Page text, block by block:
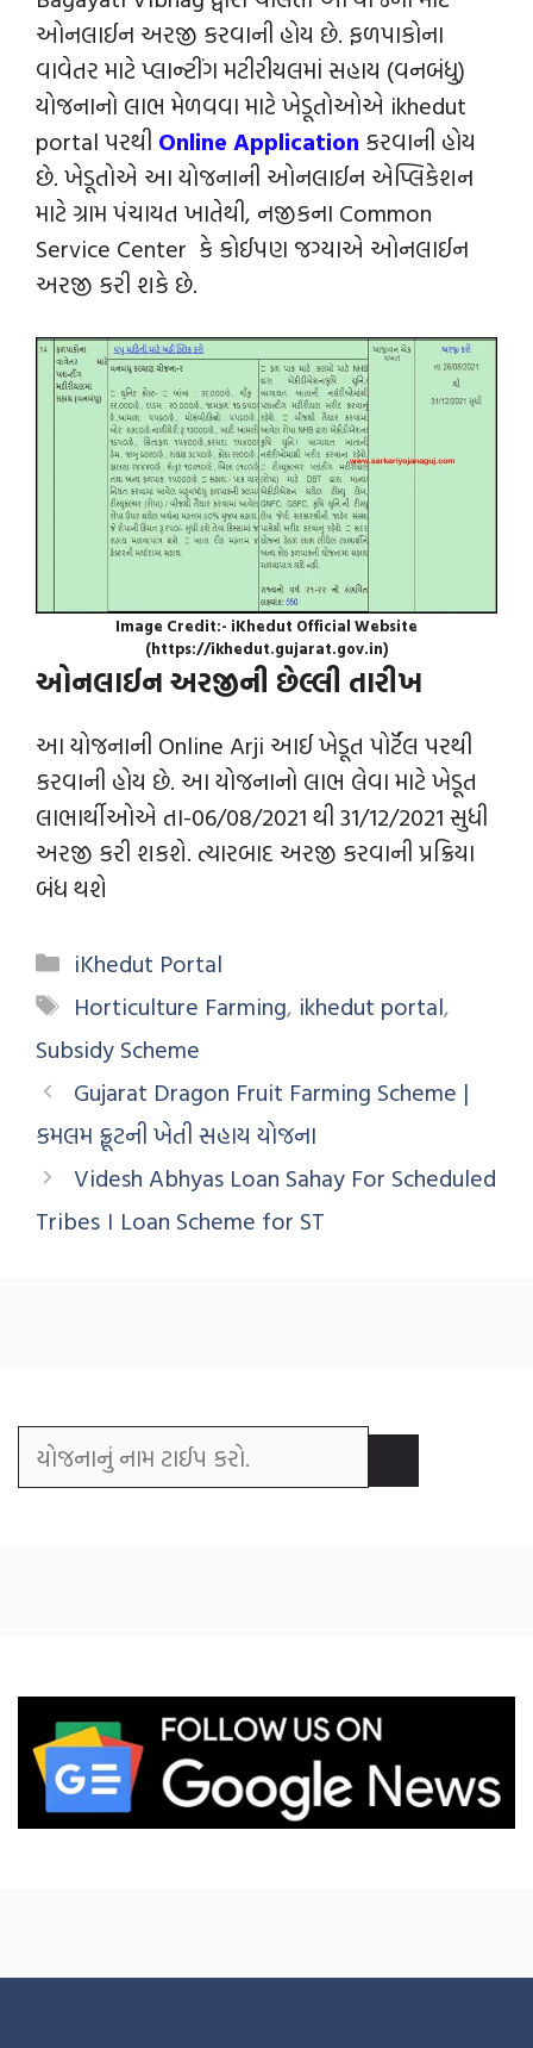
ઓનલાઈન અરજી કરવાની હોય છે. ફળપાકોના
વાવેતર માટે પ્લાન્ટીંગ મટીરીયલમાં સહાય (વનબંધુ)
યોજનાનો લાભ મેળવવા માટે ખેડૂતોઓએ ikhedut
portal પરથી Online Application કરવાની હોય
છે. ખેડૂતોએ આ યોજનાની ઓનલાઈન એપ્લિકેશન
માટે ગ્રામ પંચાયત ખાતેથી, નજીકના Common
Service Center કે કોઈપણ જગ્યાએ ઓનલાઈન
અરજી કરી શકે છે.
Image Credit:- iKhedut Official Website
(https://ikhedut.gujarat.gov.in)
ઓનલાઈન અરજીની છેલ્લી તારીખ
આ યોજનાની Online Arji આઈ ખેડૂત પોર્ટૅલ પરથી
કરવાની હોય છે. આ યોજનાનો લાભ લેવા માટે ખેડૂત
લાભાર્થીઓએ તા-06/08/2021 થી 31/12/2021 સુધી
અરજી કરી શકશે. ત્યારબાદ અરજી કરવાની પ્રક્રિયા
બંધ થશે
iKhedut Portal
Horticulture Farming, ikhedut portal,
Subsidy Scheme
Gujarat Dragon Fruit Farming Scheme |
કમલમ ફ્રૂટની ખેતી સહાય યોજના
Videsh Abhyas Loan Sahay For Scheduled
Tribes । Loan Scheme for ST